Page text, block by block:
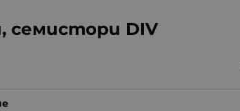
семистори DIV